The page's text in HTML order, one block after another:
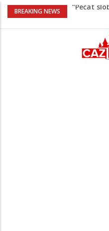
BREAKING NEWS
“Pečat
Unsko-
Porodica
Čestitka